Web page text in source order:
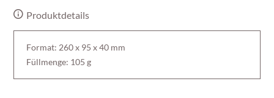
Produktdetails
Format: 260 x 95 x 40 mm
Füllmenge: 105 g